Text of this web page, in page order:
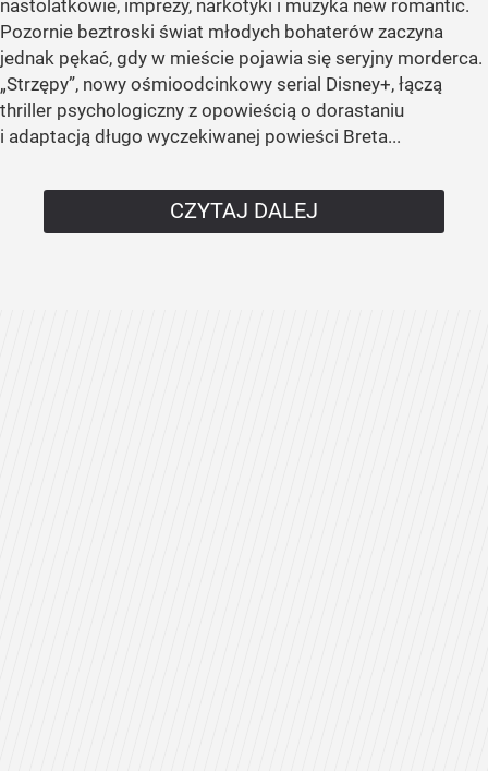
nastolatkowie, imprezy, narkotyki i muzyka new romantic.
Pozornie beztroski świat młodych bohaterów zaczyna
jednak pękać, gdy w mieście pojawia się seryjny morderca.
„Strzępy”, nowy ośmioodcinkowy serial Disney+, łączą
thriller psychologiczny z opowieścią o dorastaniu
i adaptacją długo wyczekiwanej powieści Breta...
CZYTAJ DALEJ